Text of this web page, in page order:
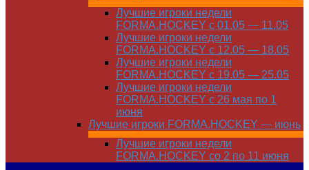
Лучшие игроки недели
FORMA.HOCKEY с 01.05 — 11.05
Лучшие игроки недели
FORMA.HOCKEY с 12.05 — 18.05
Лучшие игроки недели
FORMA.HOCKEY с 19.05 — 25.05
Лучшие игроки недели
FORMA.HOCKEY с 26 мая по 1
июня
Лучшие игроки FORMA.HOCKEY — июнь
Лучшие игроки недели
FORMA.HOCKEY со 2 по 11 июня